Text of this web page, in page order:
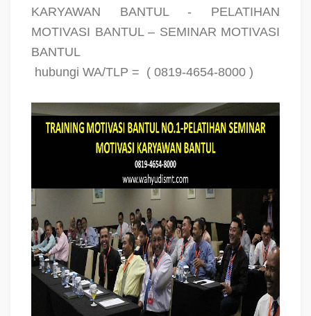
KARYAWAN BANTUL - PELATIHAN
MOTIVASI BANTUL – SEMINAR MOTIVASI
BANTUL
hubungi WA/TLP = ( 0819-4654-8000 )